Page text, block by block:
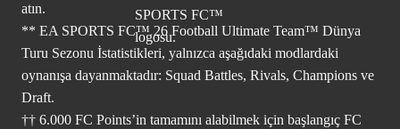
atın.
** EA SPORTS FC™ 26 Football Ultimate Team™ Dünya
Turu Sezonu İstatistikleri, yalnızca aşağıdaki modlardaki
oynanışa dayanmaktadır: Squad Battles, Rivals, Champions ve
Draft.
†† 6.000 FC Points’in tamamını alabilmek için başlangıç FC